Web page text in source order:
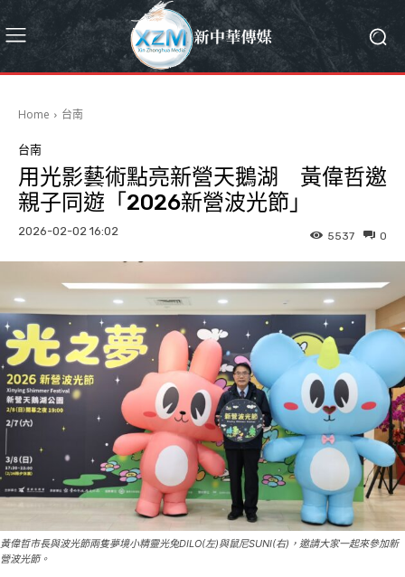
Home 台南
台南
用光影藝術點亮新營天鵝湖 黃偉哲邀
親子同遊「2026新營波光節」
2026-02-02 16:02 0
5537
黃偉哲市長與波光節兩隻夢境小精靈光兔DILO(左)與鼠尼SUNI(右)，邀請大家一起來參加新
營波光節。